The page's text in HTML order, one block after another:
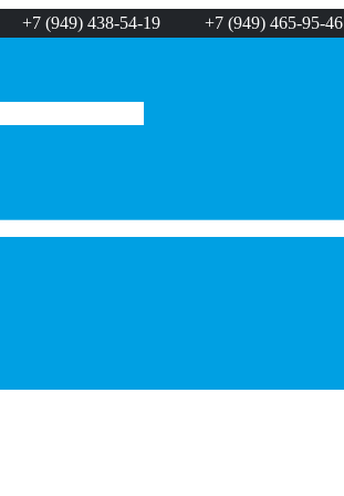
+7 (949) 438-54-19 +7 (949) 465-95-46